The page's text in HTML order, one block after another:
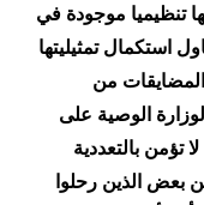
تنظيميا موجودة في
استكمال تمثيليتها
من
الوصية على
تؤمن بالتعددية
بعض الذين رحلوا